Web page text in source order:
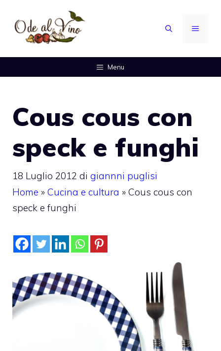
contenuto
MENU
Menu
Cous cous con
speck e funghi
18 Luglio 2012 di giannni puglisi
Home » Cucina e cultura » Cous cous con
speck e funghi